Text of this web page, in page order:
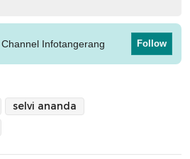
Infotangerang Follow
selvi ananda